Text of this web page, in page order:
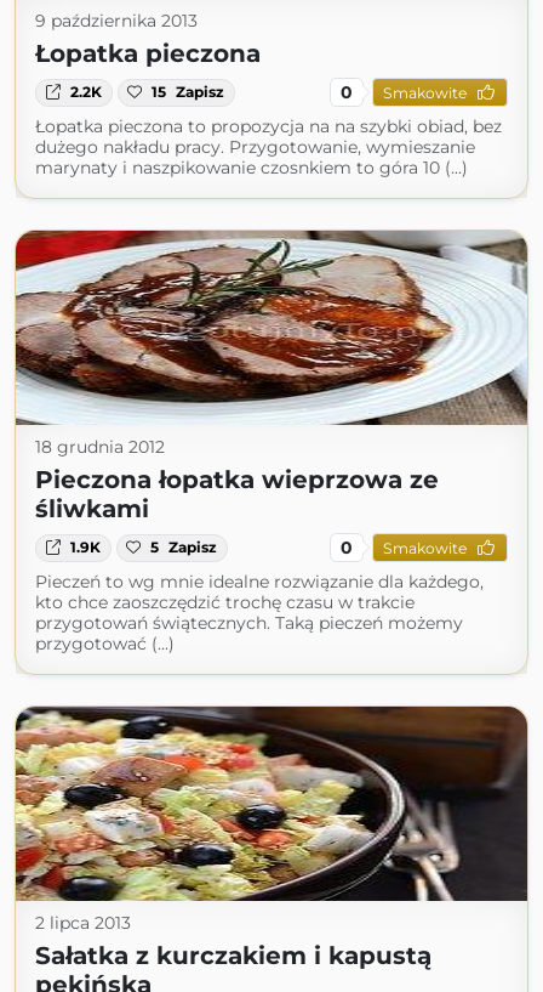
9 października 2013
Łopatka pieczona
2.2K 15 Zapisz 0 Smakowite
Łopatka pieczona to propozycja na na szybki obiad, bez
dużego nakładu pracy. Przygotowanie, wymieszanie
marynaty i naszpikowanie czosnkiem to góra 10 (...)
18 grudnia 2012
Pieczona łopatka wieprzowa ze
śliwkami
1.9K 5 Zapisz 0 Smakowite
Pieczeń to wg mnie idealne rozwiązanie dla każdego,
kto chce zaoszczędzić trochę czasu w trakcie
przygotowań świątecznych. Taką pieczeń możemy
przygotować (...)
2 lipca 2013
Sałatka z kurczakiem i kapustą
pekińską